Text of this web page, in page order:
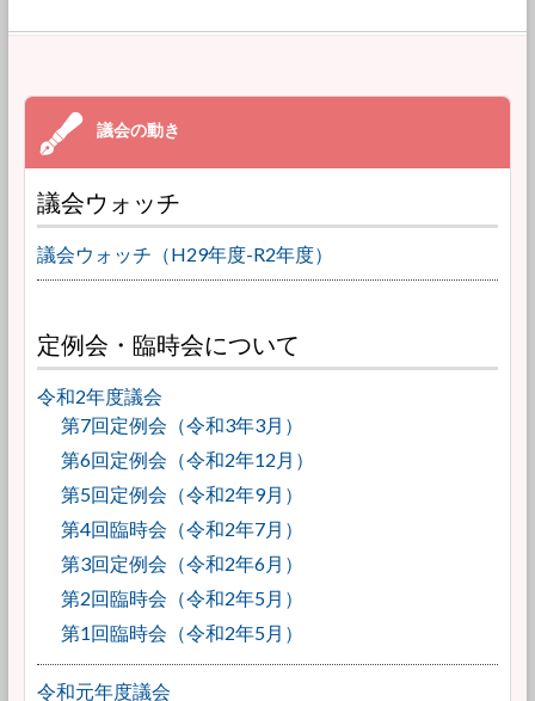
議会ウォッチ
議会ウォッチ（H29年度-R2年度）
定例会・臨時会について
令和2年度議会
第7回定例会（令和3年3月）
第6回定例会（令和2年12月）
第5回定例会（令和2年9月）
第4回臨時会（令和2年7月）
第3回定例会（令和2年6月）
第2回臨時会（令和2年5月）
第1回臨時会（令和2年5月）
令和元年度議会